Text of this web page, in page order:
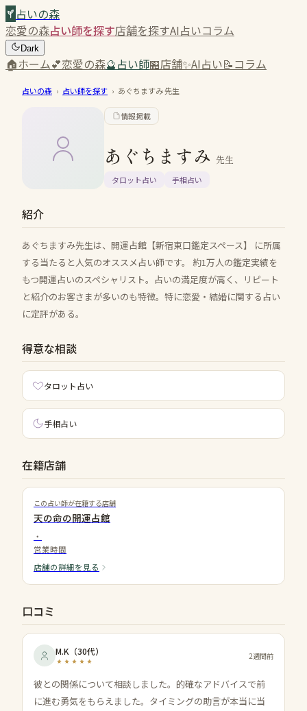
占いの森
恋愛の森占い師を探す店舗を探すAI占いコラム
Dark
🏠ホーム💕恋愛の森🔮占い師🏪店舗✨AI占い📝コラム
占いの森 › 占い師を探す › あぐちますみ先生
情報掲載
あぐちますみ 先生
タロット占い 手相占い
紹介
あぐちますみ先生は、開運占館【新宿東口鑑定スペース】 に所属
する当たると人気のオススメ占い師です。 約1万人の鑑定実績を
もつ開運占いのスペシャリスト。占いの満足度が高く、リピート
と紹介のお客さまが多いのも特徴。特に恋愛・結婚に関する占い
に定評がある。
得意な相談
タロット占い
手相占い
在籍店舗
この占い師が在籍する店舗
天の命の開運占館
・
営業時間
店舗の詳細を見る
口コミ
M.K （30代） 2週間前
彼との関係について相談しました。的確なアドバイスで前
に進む勇気をもらえました。タイミングの助言が本当に当